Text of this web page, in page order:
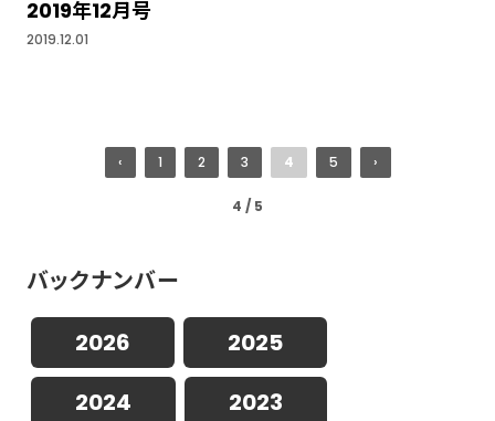
2019年12月号
2019.12.01
4 / 5
‹ 1 2 3 4 5 ›
バックナンバー
2026
2025
2024
2023